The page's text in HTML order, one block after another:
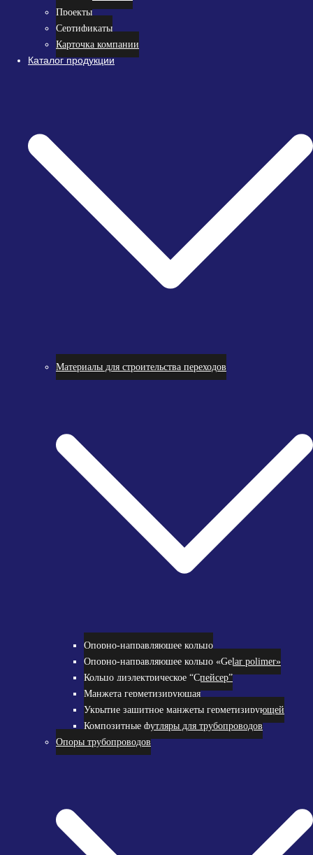
Проекты
Сертификаты
Карточка компании
Каталог продукции
Материалы для строительства переходов
Опорно-направляющее кольцо
Опорно-направляющее кольцо «Gelar polimer»
Кольцо диэлектрическое “Спейсер”
Манжета герметизирующая
Укрытие защитное манжеты герметизирующей
Композитные футляры для трубопроводов
Опоры трубопроводов